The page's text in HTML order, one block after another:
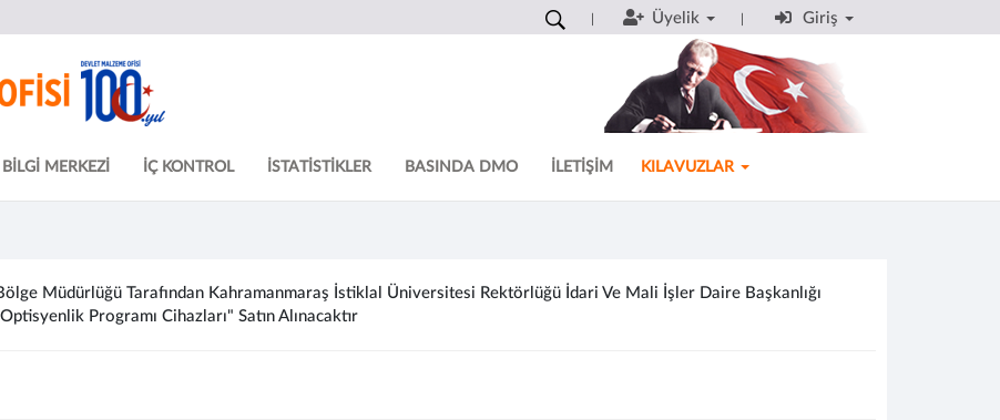
Üyelik Giriş
BİLGİ MERKEZİ İÇ KONTROL İSTATİSTİKLER BASINDA DMO İLETİŞİM KILAVUZLAR
Müdürlüğü Tarafından Kahramanmaraş İstiklal Üniversitesi Rektörlüğü İdari Ve Mali İşler Daire Başkanlığı
Programı Cihazları" Satın Alınacaktır